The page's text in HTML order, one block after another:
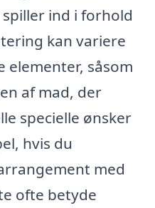
ind i forhold
kan variere
såsom
af mad, der
specielle ønsker
hvis du
med
ofte betyde